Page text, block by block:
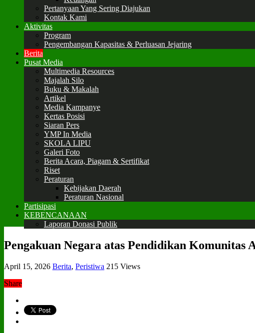
Pertanyaan Yang Sering Diajukan
Kontak Kami
Aktivitas
Program
Pengembangan Kapasitas & Perluasan Jejaring
Berita
Pusat Media
Multimedia Resources
Majalah Silo
Buku & Makalah
Artikel
Media Kampanye
Kertas Posisi
Siaran Pers
YMP In Media
SKOLA LIPU
Galeri Foto
Berita Acara, Piagam & Sertifikat
Riset
Peraturan
Kebijakan Daerah
Peraturan Nasional
Partisipasi
KEBENCANAAN
Laporan Donasi Publik
Pengakuan Negara atas Pendidikan Komunitas
April 15, 2026 Berita, Peristiwa 215 Views
Share